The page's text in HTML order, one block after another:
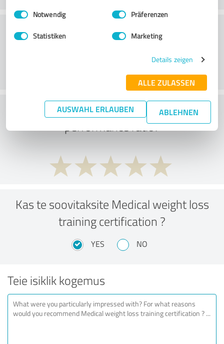
Impressum Datenschutzbestimmungen
Einwilligungsauswahl
Notwendig Präferenzen
Statistiken Marketing
Details zeigen
ALLE ZULASSEN
AUSWAHL ERLAUBEN ABLEHNEN
What do you think of the price to
performance ratio?
Kas te soovitaksite Medical weight loss
training certification ?
YES NO
Teie isiklik kogemus